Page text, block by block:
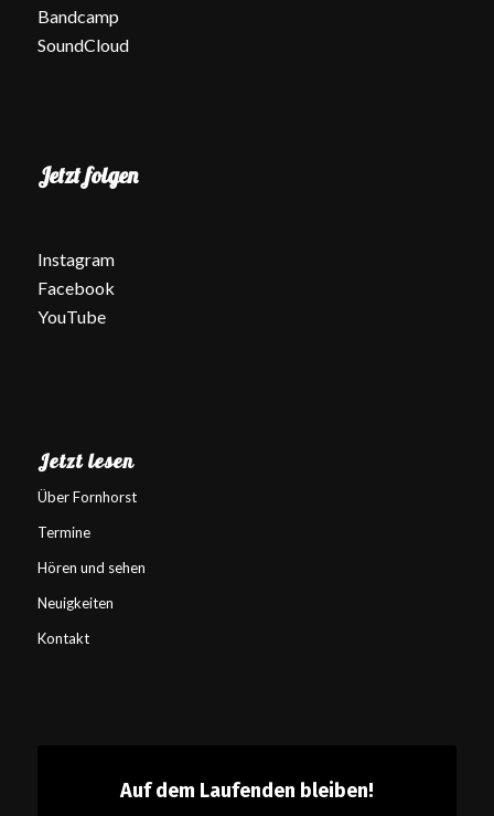
Bandcamp
SoundCloud
Jetzt folgen
Instagram
Facebook
YouTube
Jetzt lesen
Über Fornhorst
Termine
Hören und sehen
Neuigkeiten
Kontakt
Auf dem Laufenden bleiben!